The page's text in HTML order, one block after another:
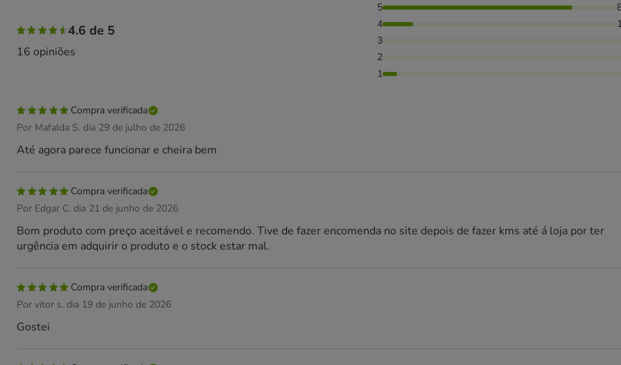
4.6 de 5
16 opiniões
81% das pessoas avaliaram com 5 estrelas, 13% das pessoas avaliaram com 4 estrelas, 6% das pessoas avaliaram com
5
4
3
2
1
Compra verificada
Por Mafalda S. dia 29 de julho de 2026
Até agora parece funcionar e cheira bem
Compra verificada
Por Edgar C. dia 21 de junho de 2026
Bom produto com preço aceitável e recomendo. Tive de fazer encomenda no site depois de fazer kms até á loja por ter
urgência em adquirir o produto e o stock estar mal.
Compra verificada
Por vitor s. dia 19 de junho de 2026
Gostei